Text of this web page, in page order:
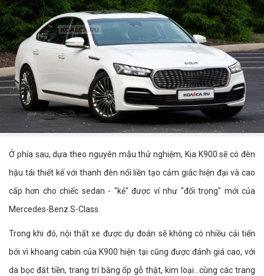
Ở phía sau, dựa theo nguyên mẫu thử nghiệm, Kia K900 sẽ có đèn
hậu tái thiết kế với thanh đèn nối liền tạo cảm giác hiện đại và cao
cấp hơn cho chiếc sedan - "kẻ" được ví như "đối trọng" mới của
Mercedes-Benz S-Class.
Trong khi đó, nội thất xe được dự đoán sẽ không có nhiều cải tiến
bởi vì khoang cabin của K900 hiện tại cũng được đánh giá cao, với
da bọc đắt tiền, trang trí bằng ốp gỗ thật, kim loại...cùng các trang